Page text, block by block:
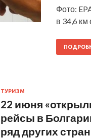
Фото:
в 34,6 км
ТУРИЗМ
22 июня
рейсы в
ряд других стран